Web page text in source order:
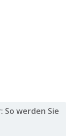
So werden Sie